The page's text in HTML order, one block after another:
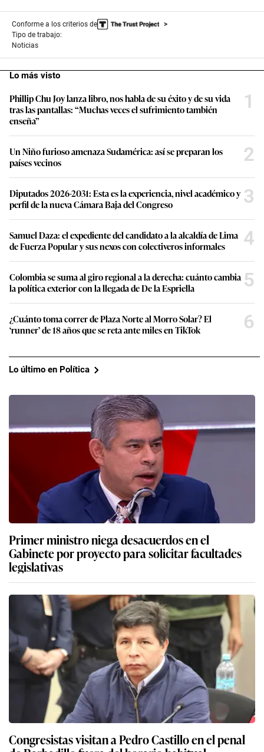
Conforme a los criterios de
Tipo de trabajo:
Noticias
Lo más visto
Phillip Chu Joy lanza libro, nos habla de su éxito y de su vida
tras las pantallas: “Muchas veces el sufrimiento también
enseña”
1
Un Niño furioso amenaza Sudamérica: así se preparan los
países vecinos
2
Diputados 2026-2031: Esta es la experiencia, nivel académico y
perfil de la nueva Cámara Baja del Congreso
3
Samuel Daza: el expediente del candidato a la alcaldía de Lima
de Fuerza Popular y sus nexos con colectiveros informales
4
Colombia se suma al giro regional a la derecha: cuánto cambia
la política exterior con la llegada de De la Espriella
5
¿Cuánto toma correr de Plaza Norte al Morro Solar? El
‘runner’ de 18 años que se reta ante miles en TikTok
6
Lo último en Política
Primer ministro niega desacuerdos en el
Gabinete por proyecto para solicitar facultades
legislativas
Congresistas visitan a Pedro Castillo en el penal